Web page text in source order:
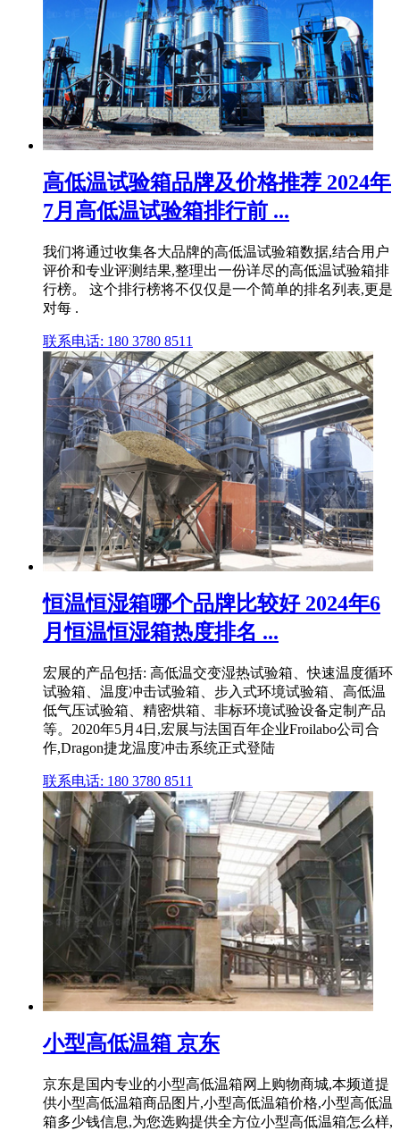
高低温试验箱品牌及价格推荐 2024年
7月高低温试验箱排行前 ...
我们将通过收集各大品牌的高低温试验箱数据,结合用户
评价和专业评测结果,整理出一份详尽的高低温试验箱排
行榜。 这个排行榜将不仅仅是一个简单的排名列表,更是
对每 .
联系电话: 180 3780 8511
恒温恒湿箱哪个品牌比较好 2024年6
月恒温恒湿箱热度排名 ...
宏展的产品包括: 高低温交变湿热试验箱、快速温度循环
试验箱、温度冲击试验箱、步入式环境试验箱、高低温
低气压试验箱、精密烘箱、非标环境试验设备定制产品
等。2020年5月4日,宏展与法国百年企业Froilabo公司合
作,Dragon捷龙温度冲击系统正式登陆
联系电话: 180 3780 8511
小型高低温箱 京东
京东是国内专业的小型高低温箱网上购物商城,本频道提
供小型高低温箱商品图片,小型高低温箱价格,小型高低温
箱多少钱信息,为您选购提供全方位小型高低温箱怎么样,